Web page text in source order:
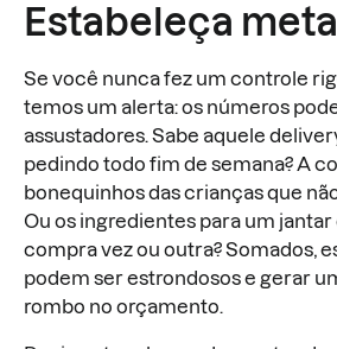
Estabeleça
Se você nunca fez um controle
temos um alerta: os números
assustadores. Sabe aquele
pedindo todo fim de semana? A
bonequinhos das crianças que
Ou os ingredientes para um
compra vez ou outra? Somados,
podem ser estrondosos e gerar
rombo no orçamento.